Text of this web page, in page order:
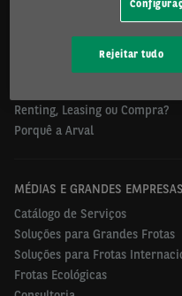
Ofertas Renting menos de 2
Ofertas Viaturas Comerciais
Renting, Leasing ou Compra?
Porquê a Arval
MÉDIAS E GRANDES EMPRESAS
Catálogo de Serviços
Soluções para Grandes Frotas
Soluções para Frotas
Frotas Ecológicas
Rejeitar tudo